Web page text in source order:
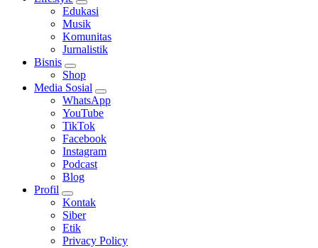
Edukasi
Musik
Komunitas
Jurnalistik
Bisnis
Shop
Media Sosial
WhatsApp
YouTube
TikTok
Facebook
Instagram
Podcast
Blog
Profil
Kontak
Siber
Etik
Privacy Policy